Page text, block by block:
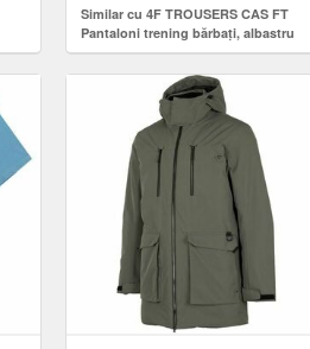
Similar cu 4F TROUSERS CAS FT
Pantaloni trening bărbați, albastru
închis, mărime